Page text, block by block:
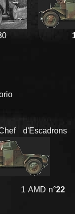
d'Escadrons
1 AMD n°22